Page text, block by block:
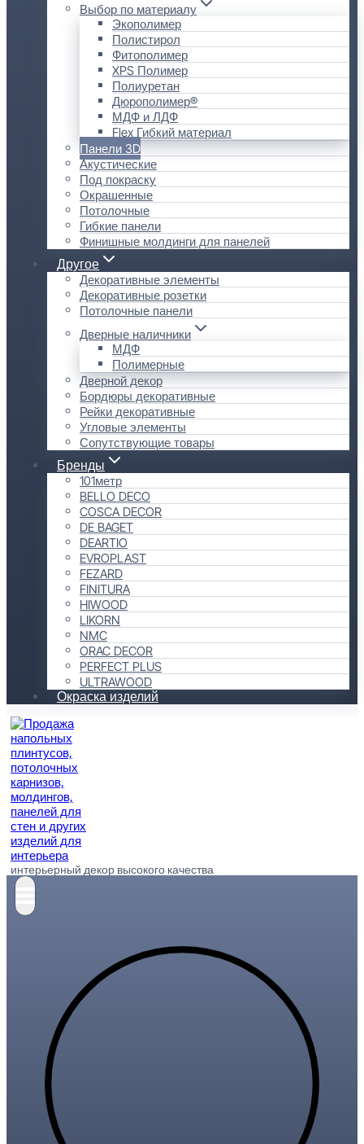
Выбор по материалу
Экополимер
Полистирол
Фитополимер
XPS Полимер
Полиуретан
Дюрополимер®
МДФ и ЛДФ
Flex Гибкий материал
Панели 3D
Акустические
Под покраску
Окрашенные
Потолочные
Гибкие панели
Финишные молдинги для панелей
Другое
Декоративные элементы
Декоративные розетки
Потолочные панели
Дверные наличники
МДФ
Полимерные
Дверной декор
Бордюры декоративные
Рейки декоративные
Угловые элементы
Сопутствующие товары
Бренды
101метр
BELLO DECO
COSCA DECOR
DE BAGET
DEARTIO
EVROPLAST
FEZARD
FINITURA
HIWOOD
LIKORN
NMC
ORAC DECOR
PERFECT PLUS
ULTRAWOOD
Окраска изделий
интерьерный декор высокого качества